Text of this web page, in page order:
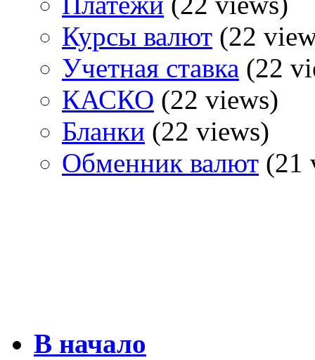
Курсы валют (22
Учетная ставка (22
КАСКО (22 views)
Бланки (22 views)
Обменник валют (21
В начало